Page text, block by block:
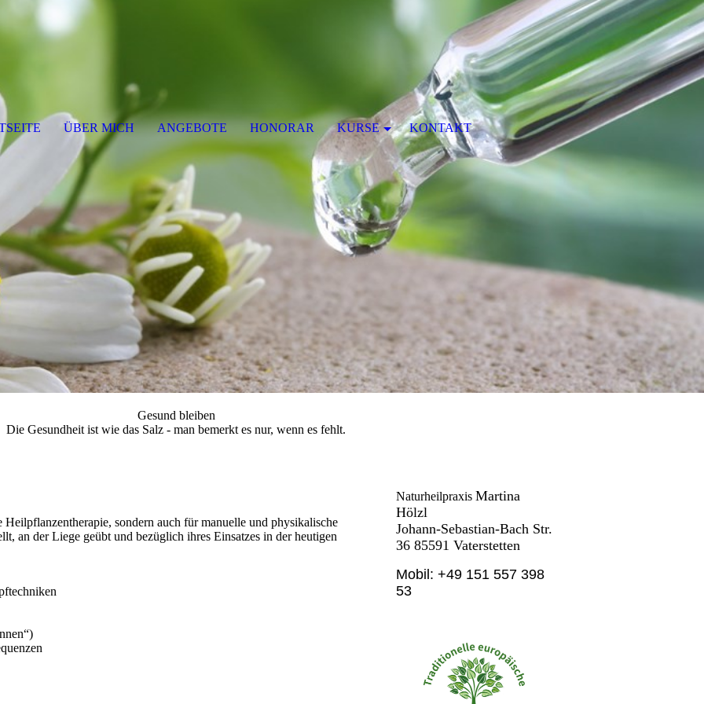
Gesund bleiben
Die Gesundheit ist wie das Salz - man bemerkt es nur, wenn es fehlt.
sondern auch für manuelle und physikalische
an der Liege geübt und bezüglich ihres Einsatzes in der heutigen
Naturheilpraxis Martina
Hölzl
Johann-Sebastian-Bach Str.
36 85591 Vaterstetten
Mobil: +49 151 557 398
53
ÜBER MICH ANGEBOTE HONORAR KURSE KONTAKT